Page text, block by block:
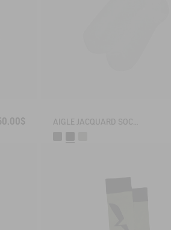
AIGLE JACQUARD SOCKS